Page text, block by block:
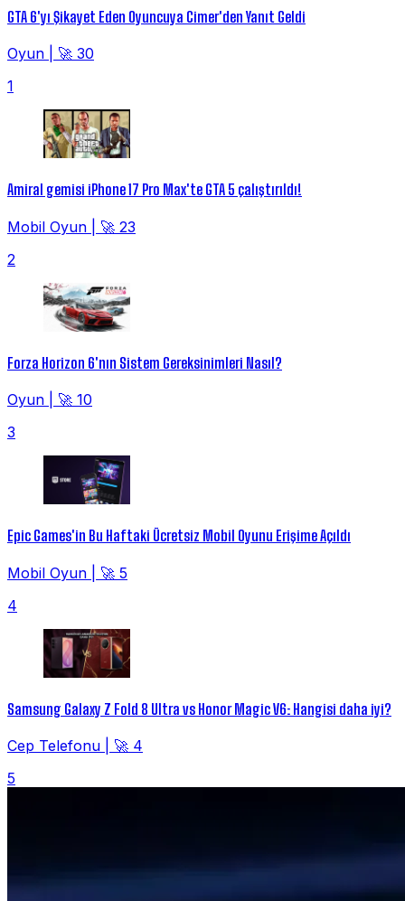
GTA 6'yı Şikayet Eden Oyuncuya Cimer'den Yanıt Geldi
Oyun
🚀 30
1
Amiral gemisi iPhone 17 Pro Max'te GTA 5 çalıştırıldı!
Mobil Oyun
🚀 23
2
Forza Horizon 6'nın Sistem Gereksinimleri Nasıl?
Oyun
🚀 10
3
Epic Games'in Bu Haftaki Ücretsiz Mobil Oyunu Erişime Açıldı
Mobil Oyun
🚀 5
4
Samsung Galaxy Z Fold 8 Ultra vs Honor Magic V6: Hangisi daha iyi?
Cep Telefonu
🚀 4
5